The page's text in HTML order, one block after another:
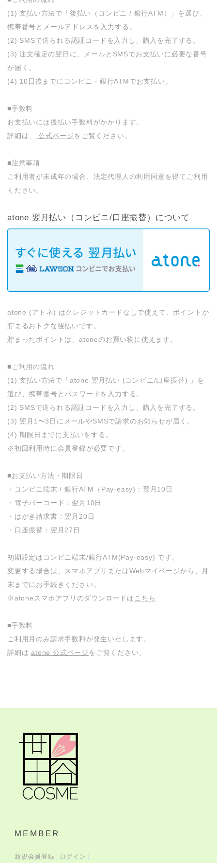
(1) 支払い方法で「後払い（コンビニ / 銀行ATM）」を選び、
携帯番号とメールアドレスを入力する。
(2) SMSで送られる認証コードを入力し、購入を完了する。
(3) 注文確定の翌日に、メールとSMSでお支払いに必要な番号
が届く。
(4) 10日後までにコンビニ・銀行ATMでお支払い。
■手数料
お支払いには後払い手数料がかかります。
詳細は、
公式ページ をご覧ください。
■注意事項
ご利用者が未成年の場合、法定代理人の利用同意を得てご利用
ください。
atone 翌月払い（コンビニ/口座振替）について
atone (アトネ) はクレジットカードなしで使えて、ポイントが
貯まるおトクな後払いです。
貯まったポイントは、atoneのお買い物に使えます。
■ご利用の流れ
(1) 支払い方法で「atone 翌月払い (コンビニ/口座振替) 」を
選び、携帯番号とパスワードを入力する。
(2) SMSで送られる認証コードを入力し、購入を完了する。
(3) 翌月1〜3日にメールやSMSで請求のお知らせが届く。
(4) 期限日までに支払いをする。
※初回利用時に会員登録が必要です。
■お支払い方法・期限日
・コンビニ端末 / 銀行ATM（Pay-easy)：翌月10日
・電子バーコード：翌月10日
・はがき請求書：翌月20日
・口座振替：翌月27日
初期設定はコンビニ端末/銀行ATM(Pay-easy) です。
変更する場合は、スマホアプリまたはWebマイページから、月
末までにお手続きください。
※atoneスマホアプリのダウンロードは こちら
■手数料
ご利用月のみ請求手数料が発生いたします。
詳細はatone 公式ページ をご覧ください。
MEMBER
新規会員登録 ログイン